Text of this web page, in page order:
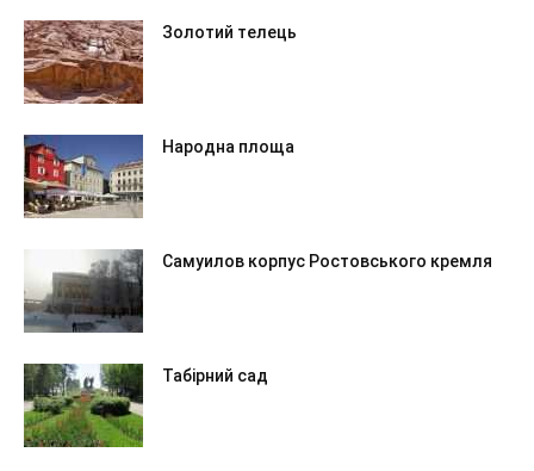
Золотий телець
Народна площа
Самуилов корпус Ростовського кремля
Табірний сад